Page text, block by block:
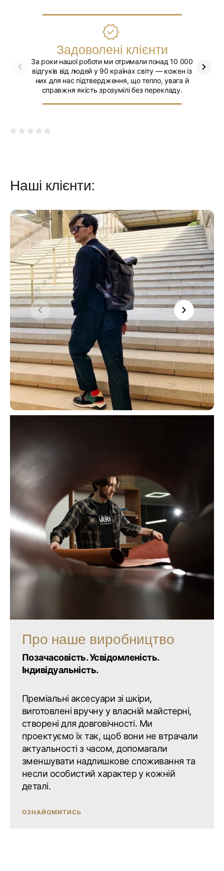
впізнати свою доорожню сумку з тисячі в аеропорту. Можете
обрати тиснення без кольору, золотом або сріблом.
всі аксесуари сфотографовані за
професійного освітлення, щоб максимально точно передати
фактуру й деталі виробу. Відтінок шкіри може мати незначні
відмінності через налаштування екрану вашого пристрою та
природні особливості натуральної шкіри.
Більше дорожніх сумок шукайтетут.
Задоволені клієнти
За роки нашої роботи ми отримали понад 10 000
відгуків від людей у 90 країнах світу — кожен із
них для нас підтвердження, що тепло, увага й
справжня якість зрозумілі без перекладу.
Наші клієнти:
Про наше виробництво
Позачасовість. Усвідомленість.
Індивідуальність.
Преміальні аксесуари зі шкіри,
виготовлені вручну у власній майстерні,
створені для довговічності. Ми
проектуємо їх так, щоб вони не втрачали
актуальності з часом, допомагали
зменшувати надлишкове споживання та
несли особистий характер у кожній
деталі.
ОЗНАЙОМИТИСЬ